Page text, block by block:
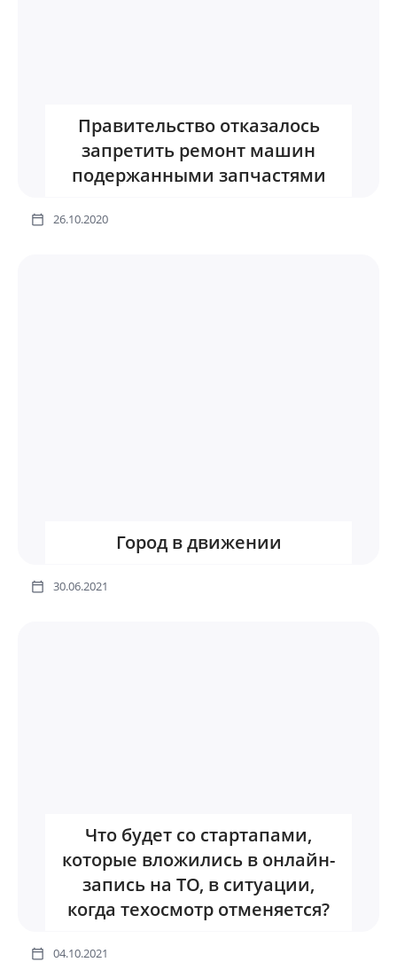
Правительство отказалось
запретить ремонт машин
подержанными запчастями
26.10.2020
Город в движении
30.06.2021
Что будет со стартапами,
которые вложились в онлайн-
запись на ТО, в ситуации,
когда техосмотр отменяется?
04.10.2021